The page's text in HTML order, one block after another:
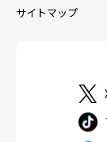
サイトマップ